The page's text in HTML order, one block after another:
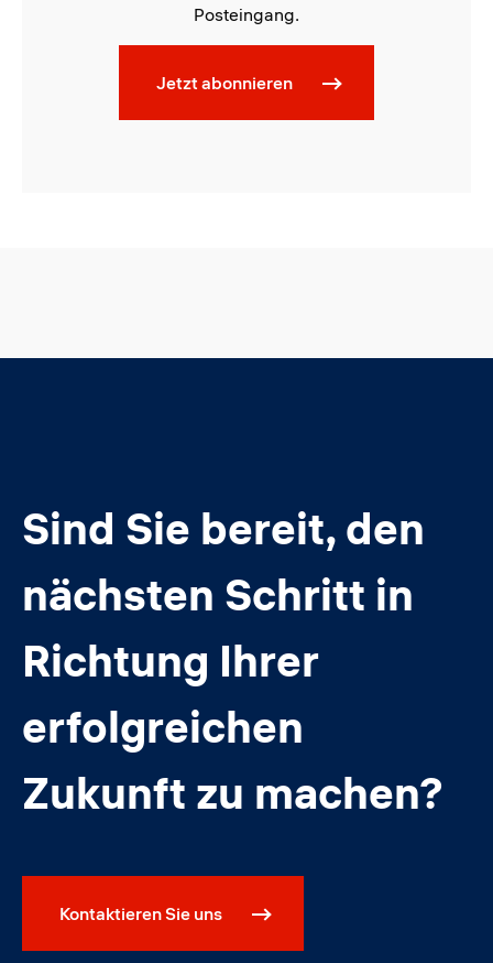
Posteingang.
Jetzt abonnieren
Sind Sie bereit, den
nächsten Schritt in
Richtung Ihrer
erfolgreichen
Zukunft zu machen?
Kontaktieren Sie uns